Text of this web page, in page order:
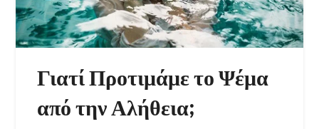
Γιατί Προτιμάμε το Ψέμα
από την Αλήθεια;